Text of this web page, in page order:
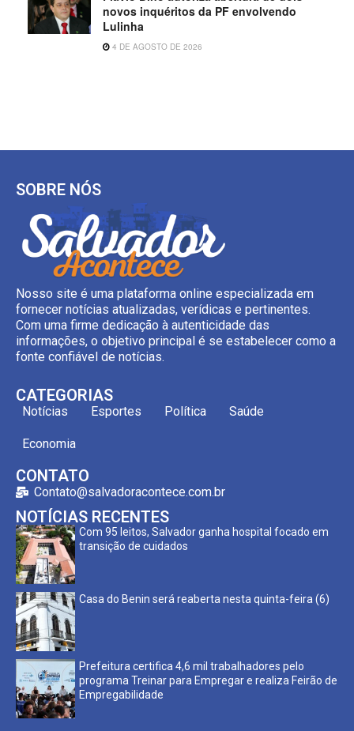
novos inquéritos da PF envolvendo
Lulinha
4 DE AGOSTO DE 2026
SOBRE NÓS
Nosso site é uma plataforma online especializada em
fornecer notícias atualizadas, verídicas e pertinentes.
Com uma firme dedicação à autenticidade das
informações, o objetivo principal é se estabelecer como a
fonte confiável de notícias.
CATEGORIAS
Notícias Esportes Política Saúde
Economia
CONTATO
Contato@salvadoracontece.com.br
NOTÍCIAS RECENTES
Com 95 leitos, Salvador ganha hospital focado em
transição de cuidados
Casa do Benin será reaberta nesta quinta-feira (6)
Prefeitura certifica 4,6 mil trabalhadores pelo
programa Treinar para Empregar e realiza Feirão de
Empregabilidade